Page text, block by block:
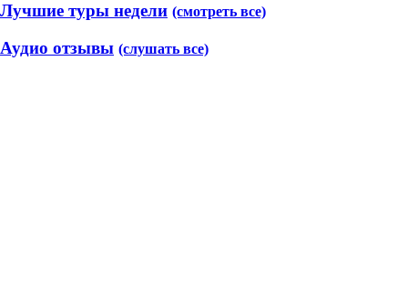
Лучшие туры недели (смотреть все)
Аудио отзывы (слушать все)